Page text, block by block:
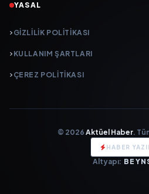
YASAL
GIZLILIK POLITIKASI
KULLANIM ŞARTLARI
ÇEREZ POLITIKASI
© 2026 Aktüel Haber.
HABER
Altyapı: